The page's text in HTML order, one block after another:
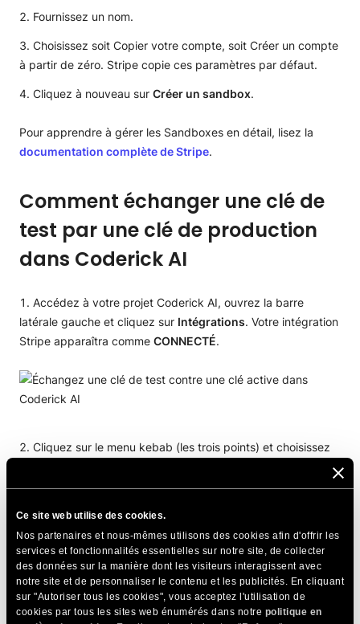
Ce site web utilise des cookies.
Nos partenaires et nous-mêmes utilisons des cookies afin d'offrir les
services et fonctionnalités essentielles sur notre site, de collecter
des données sur la manière dont les visiteurs interagissent avec
notre site et de personnaliser le contenu et les publicités. En cliquant
sur "Autoriser tous les cookies", vous acceptez l'utilisation de
cookies par tous les sites web énumérés dans notre politique en
Fournissez un nom.
Choisissez soit Copier votre compte, soit Créer un compte
à partir de zéro. Stripe copie ces paramètres par défaut.
Cliquez à nouveau sur Créer un sandbox.
Pour apprendre à gérer les Sandboxes en détail, lisez la
documentation complète de Stripe.
Comment échanger une clé de
test par une clé de production
dans Coderick AI
Accédez à votre projet Coderick AI, ouvrez la barre
latérale gauche et cliquez sur Intégrations. Votre intégration
Stripe apparaîtra comme CONNECTÉ.
Cliquez sur le menu kebab (les trois points) et choisissez
Entrez la clé rk_live dans le champ désigné et appuyez
surMETTRE À JOUR.